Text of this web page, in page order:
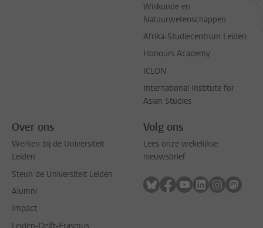
Wiskunde en
Natuurwetenschappen
Afrika-Studiecentrum Leiden
Honours Academy
ICLON
International Institute for
Asian Studies
Over ons
Werken bij de Universiteit
Leiden
Steun de Universiteit Leiden
Alumni
Impact
Volg ons
Lees onze wekelijkse
nieuwsbrief
Volg ons op bluesky
Volg ons op facebook
Volg ons op
Volg ons op
Volg ons
Volg